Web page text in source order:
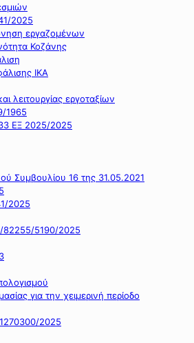
2025
εργαζομένων
Κοζάνης
ΙΚΑ
λειτουργίας εργοταξίων
1965
ΕΞ 2025/2025
Συμβουλίου 16 της 31.05.2021
2025
5190/2025
για την χειμερινή περίοδο
2025